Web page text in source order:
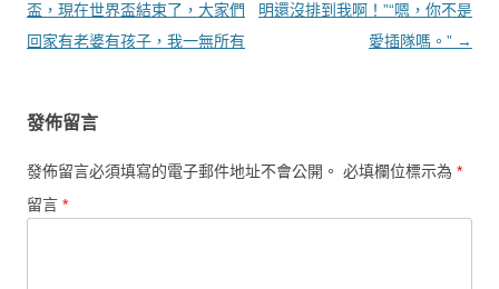
盃，現在世界盃結束了，大家們
回家有老婆有孩子，我一無所有
明還沒排到我啊！”“嗯，你不是
愛插隊嗎。” →
發佈留言
發佈留言必須填寫的電子郵件地址不會公開。 必填欄位標示為 *
留言 *